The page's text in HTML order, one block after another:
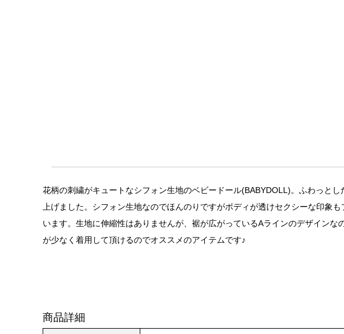
花柄の刺繍がキュートなシフォン生地のベビードール(BABYDOLL)。ふわっと
上げました。シフォン生地なのでほんのりですがボディが透けセクシーな印象
います。生地に伸縮性はありませんが、裾が広がっているAラインのデザイン
が少なく着用して頂けるのでオススメのアイテムです♪
商品詳細